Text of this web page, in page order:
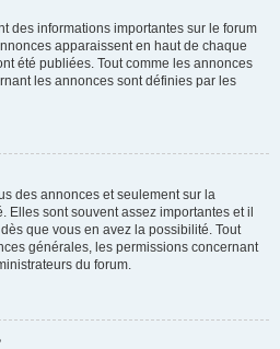
des informations importantes sur le forum
apparaissent en haut de chaque
été publiées. Tout comme les annonces
les annonces sont définies par les
des annonces et seulement sur la
Elles sont souvent assez importantes et il
que vous en avez la possibilité. Tout
générales, les permissions concernant
du forum.